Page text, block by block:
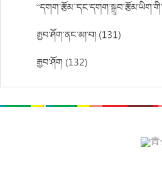
རྒྱབ་ཤོག་ནང་མ།་བ། (131)
རྒྱབ་ཤོག (132)